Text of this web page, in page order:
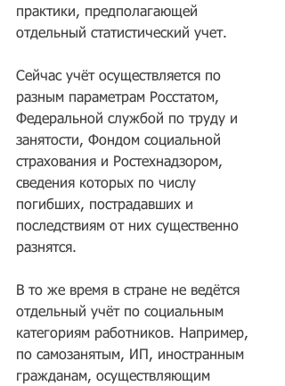
практики, предполагающей
отдельный статистический учет.
Сейчас учёт осуществляется по
разным параметрам Росстатом,
Федеральной службой по труду и
занятости, Фондом социальной
страхования и Ростехнадзором,
сведения которых по числу
погибших, пострадавших и
последствиям от них существенно
разнятся.
В то же время в стране не ведётся
отдельный учёт по социальным
категориям работников. Например,
по самозанятым, ИП, иностранным
гражданам, осуществляющим